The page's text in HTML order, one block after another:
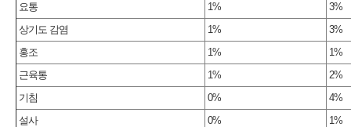
요통
1%
3%
상기도 감염
1%
3%
홍조
1%
1%
근육통
1%
2%
기침
0%
4%
설사
0%
1%